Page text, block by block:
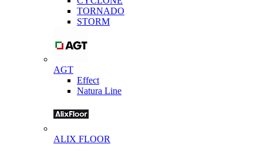
TORNADO
STORM
AGT
Effect
Natura Line
ALIX FLOOR